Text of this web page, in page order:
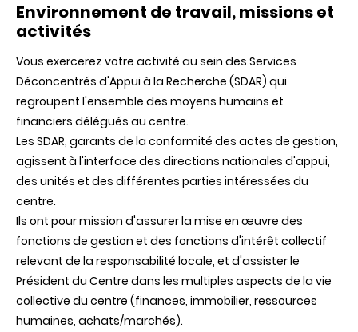
Environnement de travail, missions et
activités
Vous exercerez votre activité au sein des Services
Déconcentrés d'Appui à la Recherche (SDAR) qui
regroupent l'ensemble des moyens humains et
financiers délégués au centre.
Les SDAR, garants de la conformité des actes de gestion,
agissent à l'interface des directions nationales d'appui,
des unités et des différentes parties intéressées du
centre.
Ils ont pour mission d'assurer la mise en œuvre des
fonctions de gestion et des fonctions d'intérêt collectif
relevant de la responsabilité locale, et d'assister le
Président du Centre dans les multiples aspects de la vie
collective du centre (finances, immobilier, ressources
humaines, achats/marchés).